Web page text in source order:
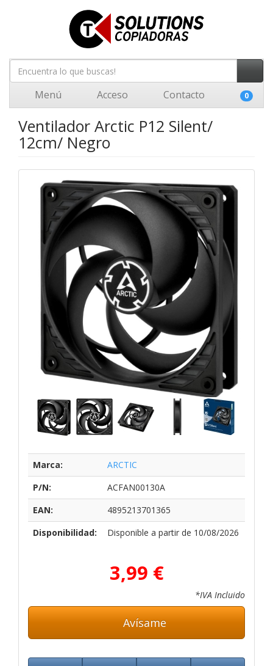
Menú Acceso Contacto 0
Ventilador Arctic P12 Silent/
12cm/ Negro
Marca:
ARCTIC
P/N:
ACFAN00130A
EAN:
4895213701365
Disponibilidad:
Disponible a partir de 10/08/2026
3,99 €
*IVA Incluido
Avísame